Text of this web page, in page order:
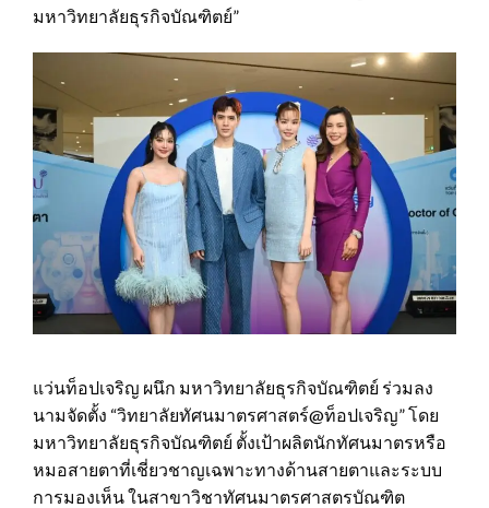
มหาวิทยาลัยธุรกิจบัณฑิตย์”
แว่นท็อปเจริญ ผนึก มหาวิทยาลัยธุรกิจบัณฑิตย์ ร่วมลง
นามจัดตั้ง “วิทยาลัยทัศนมาตรศาสตร์@ท็อปเจริญ” โดย
มหาวิทยาลัยธุรกิจบัณฑิตย์ ตั้งเป้าผลิตนักทัศนมาตรหรือ
หมอสายตาที่เชี่ยวชาญเฉพาะทางด้านสายตาและระบบ
การมองเห็น ในสาขาวิชาทัศนมาตรศาสตรบัณฑิต